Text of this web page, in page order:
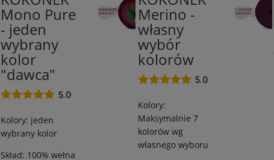
Mono Pure
- jeden
wybrany
kolor
"dawca"
Wełna
5.0
Kolory: jeden
wybrany kolor
Skład: 100% wełna
Merino -
własny
wybór
kolorów
merynos/50%
5.0
Kolory:
Maksymalnie 7
kolorów wg
własnego wyboru